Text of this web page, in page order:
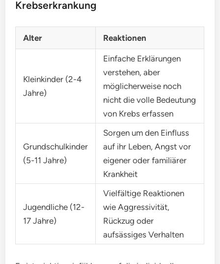
Krebserkrankung
Alter Reaktionen
Kleinkinder (2-4
Jahre)
Einfache Erklärungen
verstehen, aber
möglicherweise noch
nicht die volle Bedeutung
von Krebs erfassen
Grundschulkinder
(5-11 Jahre)
Sorgen um den Einfluss
auf ihr Leben, Angst vor
eigener oder familiärer
Krankheit
Jugendliche (12-
17 Jahre)
Vielfältige Reaktionen
wie Aggressivität,
Rückzug oder
aufsässiges Verhalten